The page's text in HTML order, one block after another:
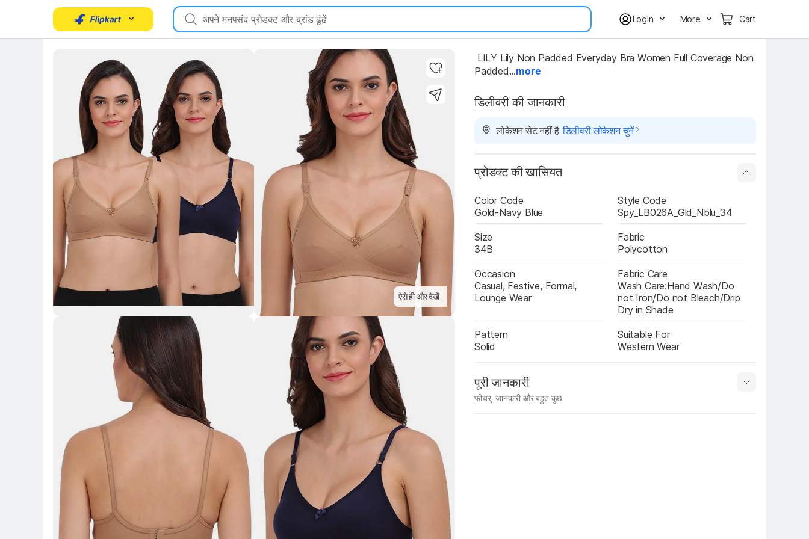
Login More Cart
Key Highlights
ऐसे ही और देखें
Key Highlights
Key Highlights
Padded...more
डिलीवरी की जानकारी
लोकेशन सेट नहीं है डिलीवरी लोकेशन चुनें
प्रोडक्ट की खासियत
Color Code
Gold-Navy Blue
Style Code
Spy_LB026A_Gld_Nblu_34
Size
34B
Fabric
Polycotton
Occasion
Casual, Festive, Formal,
Lounge Wear
Fabric Care
Wash Care:Hand Wash/Do
not Iron/Do not Bleach/Drip
Dry in Shade
Pattern
Solid
Suitable For
Western Wear
पूरी जानकारी
फ़ीचर, जानकारी और बहुत कुछ